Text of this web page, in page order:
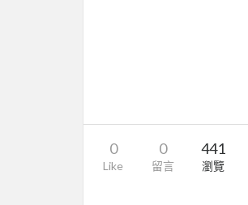
0
Like
0
留言
441
瀏覽